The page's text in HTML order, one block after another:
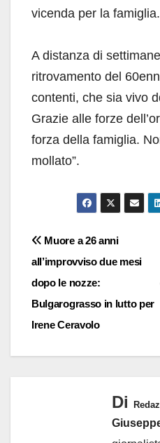
vicenda per la famiglia.
A distanza di
ritrovamento del
contenti, che sia vivo
Grazie alle forze
forza della famiglia.
mollato”.
Navigazione
articoli
Muore a 26 anni
all’improvviso due mesi
dopo le nozze:
Bulgarograsso in lutto per
Irene Ceravolo
Di